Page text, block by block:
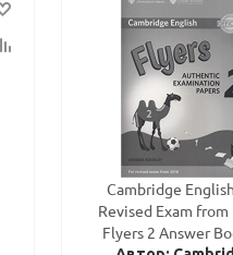
Cambridge
Revised Exam
Flyers 2 Answer